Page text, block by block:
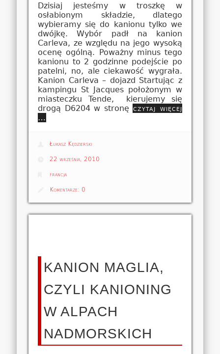
Dzisiaj jesteśmy w troszkę w
osłabionym składzie, dlatego
wybieramy się do kanionu tylko we
dwójkę. Wybór padł na kanion
Carleva, ze względu na jego wysoką
ocenę ogólną. Poważny minus tego
kanionu to 2 godzinne podejście po
patelni, no, ale ciekawość wygrała.
Kanion Carleva – dojazd Startując z
kampingu St Jacques położonym w
miasteczku Tende, kierujemy się
drogą D6204 w stronę czytaj więcej
…
Łukasz Kędzierski
22 września, 2010
francja
Komentarze: 0
KANION MAGLIA,
CZYLI KANIONING
W ALPACH
NADMORSKICH